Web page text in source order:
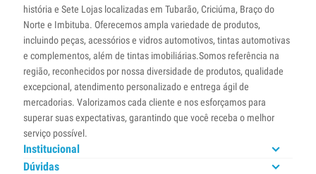
história e Sete Lojas localizadas em Tubarão, Criciúma, Braço do
Norte e Imbituba. Oferecemos ampla variedade de produtos,
incluindo peças, acessórios e vidros automotivos, tintas automotivas
e complementos, além de tintas imobiliárias.Somos referência na
região, reconhecidos por nossa diversidade de produtos, qualidade
excepcional, atendimento personalizado e entrega ágil de
mercadorias. Valorizamos cada cliente e nos esforçamos para
superar suas expectativas, garantindo que você receba o melhor
serviço possível.
Institucional
Dúvidas